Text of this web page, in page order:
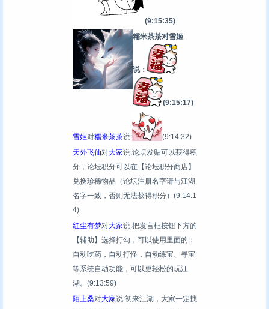
(9:15:35)
糯米茶茶对雪姬
说：
(9:15:17)
雪姬对糯米茶茶说:
(9:14:32)
天外飞仙对大家说:论坛发贴可以获得积
分，论坛积分可以在【论坛积分商店】
兑换珍稀物品（论坛注册名字请与江湖
名字一致，否则无法获得积分） (9:14:1
4)
红尘有梦对大家说:把发言框按钮下方的
【辅助】选择打勾，可以使用里面的：
自动吃药，自动打怪，自动练宝、寻宝
等系统自动功能，可以更轻松的玩江
湖。 (9:13:59)
陌上桑对大家说:初来江湖，大家一定找